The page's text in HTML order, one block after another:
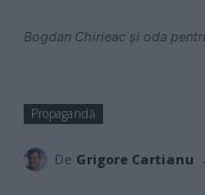
Bogdan Chirieac și oda
Propagandă
De Grigore Cartianu